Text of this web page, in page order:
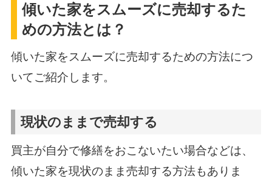
傾いた家をスムーズに売却するた
めの方法とは？
傾いた家をスムーズに売却するための方法につ
いてご紹介します。
現状のままで売却する
買主が自分で修繕をおこないたい場合などは、
傾いた家を現状のまま売却する方法もありま